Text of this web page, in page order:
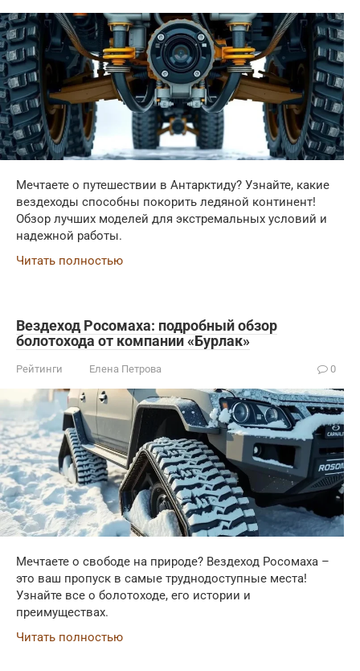
Мечтаете о путешествии в Антарктиду? Узнайте, какие
вездеходы способны покорить ледяной континент!
Обзор лучших моделей для экстремальных условий и
надежной работы.
Читать полностью
Вездеход Росомаха: подробный обзор
болотохода от компании «Бурлак»
Рейтинги Елена Петрова 0
Мечтаете о свободе на природе? Вездеход Росомаха –
это ваш пропуск в самые труднодоступные места!
Узнайте все о болотоходе, его истории и
преимуществах.
Читать полностью